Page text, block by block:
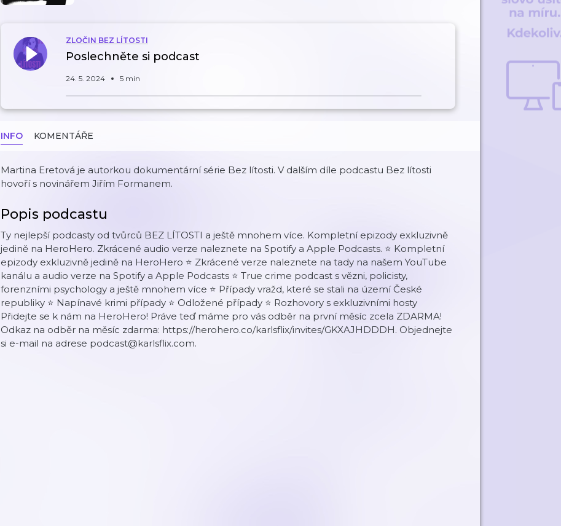
ZLOČIN BEZ LÍTOSTI
Poslechněte si podcast
24. 5. 2024 5 min
INFO KOMENTÁŘE
Martina Eretová je autorkou dokumentární série Bez lítosti. V dalším díle podcastu Bez lítosti
hovoří s novinářem Jiřím Formanem.
Popis podcastu
Ty nejlepší podcasty od tvůrců BEZ LÍTOSTI a ještě mnohem více. Kompletní epizody exkluzivně
jedině na HeroHero. Zkrácené audio verze naleznete na Spotify a Apple Podcasts. ⭐️ Kompletní
epizody exkluzivně jedině na HeroHero ⭐️ Zkrácené verze naleznete na tady na našem YouTube
kanálu a audio verze na Spotify a Apple Podcasts ⭐️ True crime podcast s vězni, policisty,
forenzními psychology a ještě mnohem více ⭐️ Případy vražd, které se stali na území České
republiky ⭐️ Napínavé krimi případy ⭐️ Odložené případy ⭐️ Rozhovory s exkluzivními hosty
Přidejte se k nám na HeroHero! Práve teď máme pro vás odběr na první měsíc zcela ZDARMA!
Odkaz na odběr na měsíc zdarma: https://herohero.co/karlsflix/invites/GKXAJHDDDH. Objednejte
si e-mail na adrese podcast@karlsflix.com.